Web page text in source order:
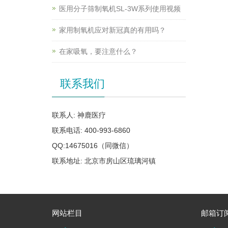
医用分子筛制氧机SL-3W系列使用视频
家用制氧机应对新冠真的有用吗？
在家吸氧，要注意什么？
联系我们
联系人: 神鹿医疗
联系电话: 400-993-6860
QQ:14675016（同微信）
联系地址: 北京市房山区琉璃河镇
网站栏目 邮箱订